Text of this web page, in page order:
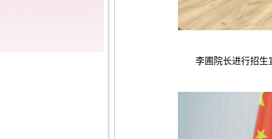
李圃院长进行招生宣